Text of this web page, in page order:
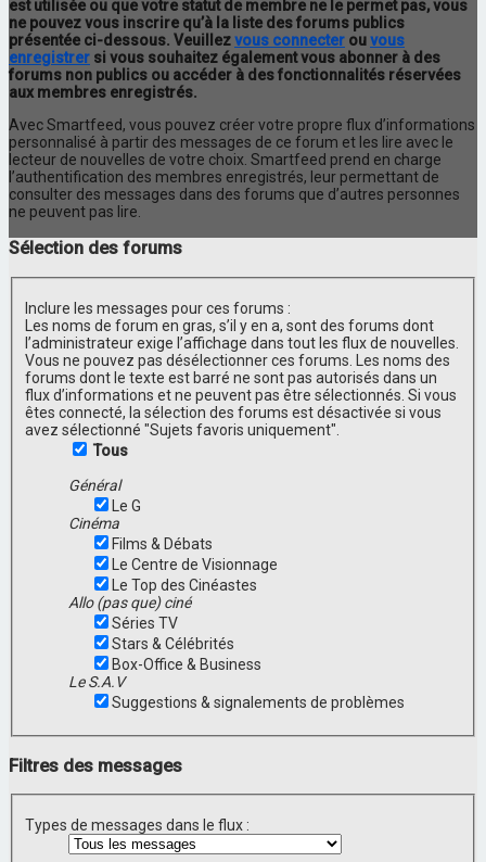
est utilisée ou que votre statut de membre ne le permet pas, vous
ne pouvez vous inscrire qu’à la liste des forums publics
présentée ci-dessous. Veuillezvous connecter ouvous
enregistrer si vous souhaitez également vous abonner à des
forums non publics ou accéder à des fonctionnalités réservées
aux membres enregistrés.
Avec Smartfeed, vous pouvez créer votre propre flux d’informations
personnalisé à partir des messages de ce forum et les lire avec le
lecteur de nouvelles de votre choix. Smartfeed prend en charge
l’authentification des membres enregistrés, leur permettant de
consulter des messages dans des forums que d’autres personnes
ne peuvent pas lire.
Sélection des forums
Inclure les messages pour ces forums :
Les noms de forum en gras, s’il y en a, sont des forums dont
l’administrateur exige l’affichage dans tout les flux de nouvelles.
Vous ne pouvez pas désélectionner ces forums. Les noms des
forums dont le texte est barré ne sont pas autorisés dans un
flux d’informations et ne peuvent pas être sélectionnés. Si vous
êtes connecté, la sélection des forums est désactivée si vous
avez sélectionné "Sujets favoris uniquement".
Tous
Général
Le G
Cinéma
Films & Débats
Le Centre de Visionnage
Le Top des Cinéastes
Allo (pas que) ciné
Séries TV
Stars & Célébrités
Box-Office & Business
Le S.A.V
Suggestions & signalements de problèmes
Filtres des messages
Types de messages dans le flux :